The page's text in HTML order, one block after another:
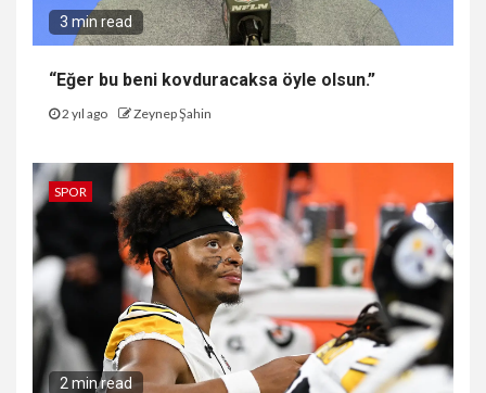
3 min read
“Eğer bu beni kovduracaksa öyle olsun.”
2 yıl ago Zeynep Şahin
SPOR
2 min read